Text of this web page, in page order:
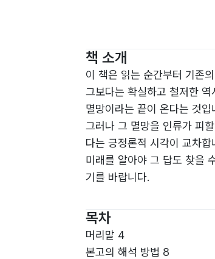
책 소개
이 책은 읽는 순간부터 기존
그보다는 확실하고 철저한
멸망이라는 끝이 온다는 것입
그러나 그 멸망을 인류가 피
다는 긍정론적 시각이 교차
미래를 알아야 그 답도 찾을
기를 바랍니다.
목차
머리말 4
본고의 해석 방법 8